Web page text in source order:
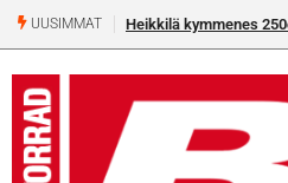
UUSIMMAT Heikkilä kymmenes